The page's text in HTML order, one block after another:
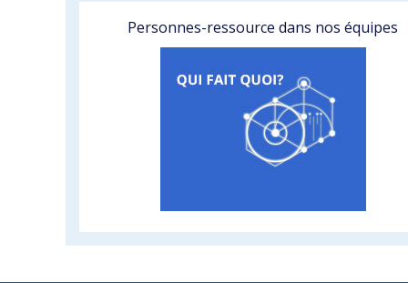
Personnes-ressource dans nos équipes